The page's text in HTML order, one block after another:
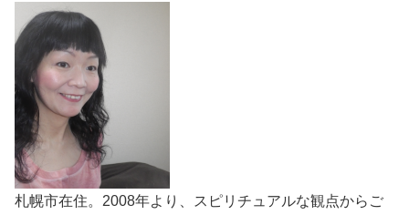
札幌市在住。2008年より、スピリチュアルな観点からご